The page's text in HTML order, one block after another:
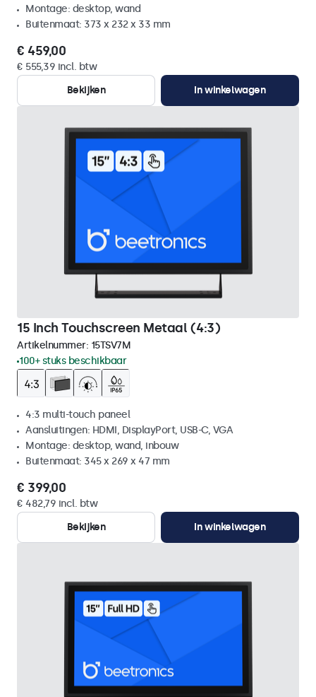
Montage: desktop, wand
Buitenmaat: 373 x 232 x 33 mm
€ 459,00
€ 555,39 incl. btw
Bekijken
In winkelwagen
15 Inch Touchscreen Metaal (4:3)
Artikelnummer: 15TSV7M
100+ stuks beschikbaar
4:3 multi-touch paneel
Aansluitingen: HDMI, DisplayPort, USB-C, VGA
Montage: desktop, wand, inbouw
Buitenmaat: 345 x 269 x 47 mm
€ 399,00
€ 482,79 incl. btw
Bekijken
In winkelwagen